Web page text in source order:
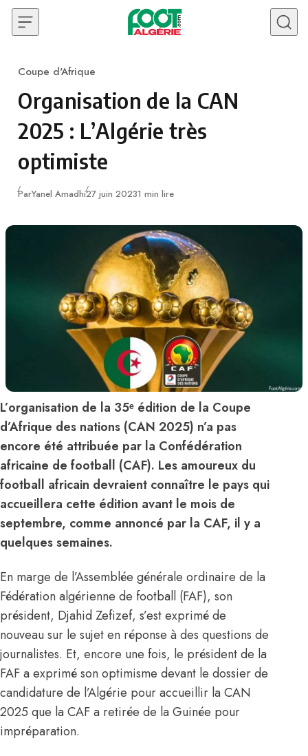
Skip to content
Category
Coupe d'Afrique
Organisation de la CAN
2025 : L’Algérie très
optimiste
ParYanel AmadhiPublié
27 juin 20231 min lire
L’organisation de la 35ᵉ édition de la Coupe
d’Afrique des nations (CAN 2025) n’a pas
encore été attribuée par la Confédération
africaine de football (CAF). Les amoureux du
football africain devraient connaître le pays qui
accueillera cette édition avant le mois de
septembre, comme annoncé par la CAF, il y a
quelques semaines.
En marge de l’Assemblée générale ordinaire de la
Fédération algérienne de football (FAF), son
président, Djahid Zefizef, s’est exprimé de
nouveau sur le sujet en réponse à des questions de
journalistes. Et, encore une fois, le président de la
FAF a exprimé son optimisme devant le dossier de
candidature de l’Algérie pour accueillir la CAN
2025 que la CAF a retirée de la Guinée pour
impréparation.